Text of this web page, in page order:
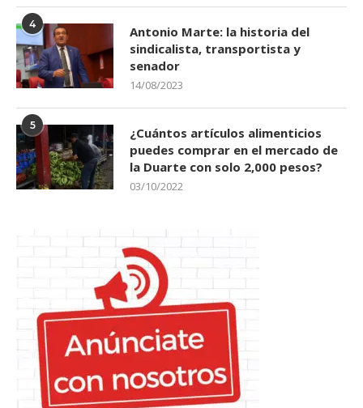
4
Antonio Marte: la historia del
sindicalista, transportista y
senador
14/08/2023
5
¿Cuántos artículos alimenticios
puedes comprar en el mercado de
la Duarte con solo 2,000 pesos?
03/10/2022